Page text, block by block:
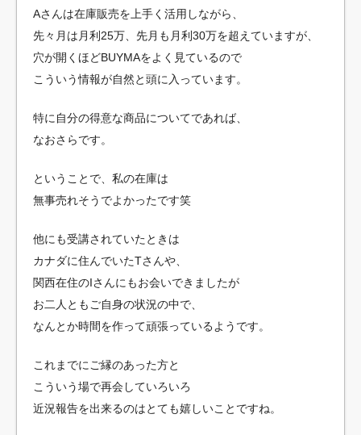
Aさんは在庫販売を上手く活用しながら、
先々月は月利25万、先月も月利30万を超えていますが、
穴が開くほどBUYMAをよく見ているので
こういう情報が自然と頭に入っています。
特に自分の得意な商品についてであれば、
なおさらです。
ということで、私の在庫は
無事売れそうでよかったです笑
他にも受講されていたときは
カナダに住んでいたTさんや、
関西在住のIさんにもお会いできましたが
お二人ともご自身の状況の中で、
なんとか時間を作って頑張っているようです。
これまでにご縁のあった方と
こういう場で再会していろいろ
近況報告を出来るのはとても嬉しいことですね。